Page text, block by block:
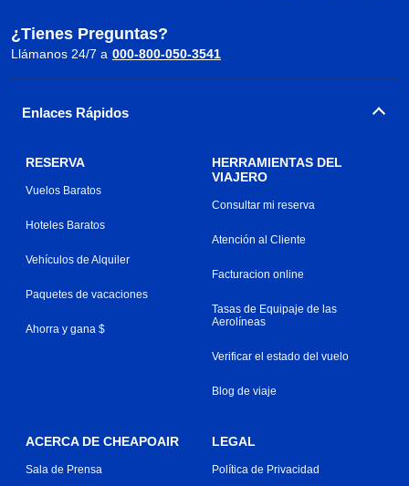
¿Tienes Preguntas?
Llámanos 24/7 a 000-800-050-3541
Enlaces Rápidos
RESERVA
Vuelos Baratos
Hoteles Baratos
Vehículos de Alquiler
Paquetes de vacaciones
Ahorra y gana $
HERRAMIENTAS DEL
VIAJERO
Consultar mi reserva
Atención al Cliente
Facturacion online
Tasas de Equipaje de las
Aerolíneas
Verificar el estado del vuelo
Blog de viaje
ACERCA DE CHEAPOAIR
Sala de Prensa
LEGAL
Política de Privacidad